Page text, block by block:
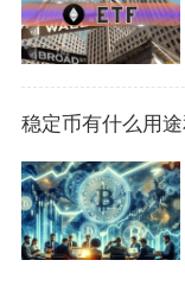
稳定币有什么用